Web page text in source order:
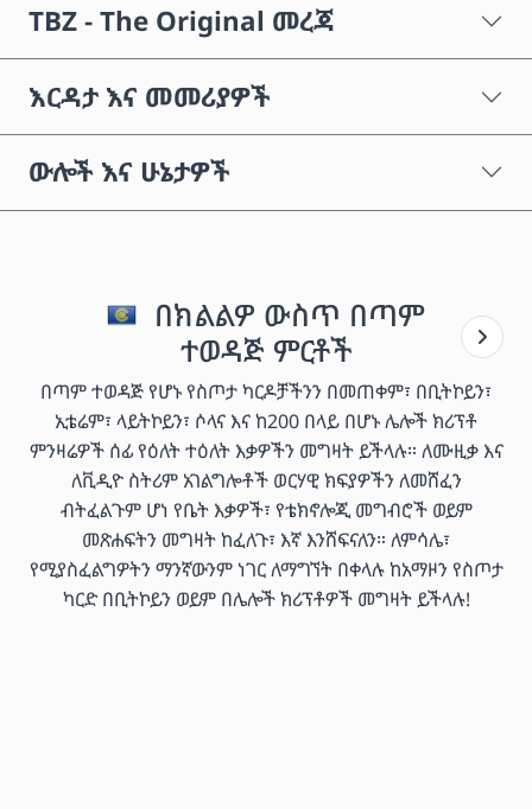
TBZ - The Original መረጃ
እርዳታ እና መመሪያዎች
ውሎች እና ሁኔታዎች
በክልልዎ ውስጥ በጣም
ተወዳጅ ምርቶች
በጣም ተወዳጅ የሆኑ የስጦታ ካርዶቻችንን በመጠቀም፣ በቢትኮይን፣
ኢቴሬም፣ ላይትኮይን፣ ሶላና እና ከ200 በላይ በሆኑ ሌሎች ክሪፕቶ
ምንዛሬዎች ሰፊ የዕለት ተዕለት እቃዎችን መግዛት ይችላሉ። ለሙዚቃ እና
ለቪዲዮ ስትሪም አገልግሎቶች ወርሃዊ ክፍያዎችን ለመሸፈን
ብትፈልጉም ሆነ የቤት እቃዎች፣ የቴክኖሎጂ መግብሮች ወይም
መጽሐፍትን መግዛት ከፈለጉ፣ እኛ እንሸፍናለን። ለምሳሌ፣
የሚያስፈልግዎትን ማንኛውንም ነገር ለማግኘት በቀላሉ ከአማዞን የስጦታ
ካርድ በቢትኮይን ወይም በሌሎች ክሪፕቶዎች መግዛት ይችላሉ!